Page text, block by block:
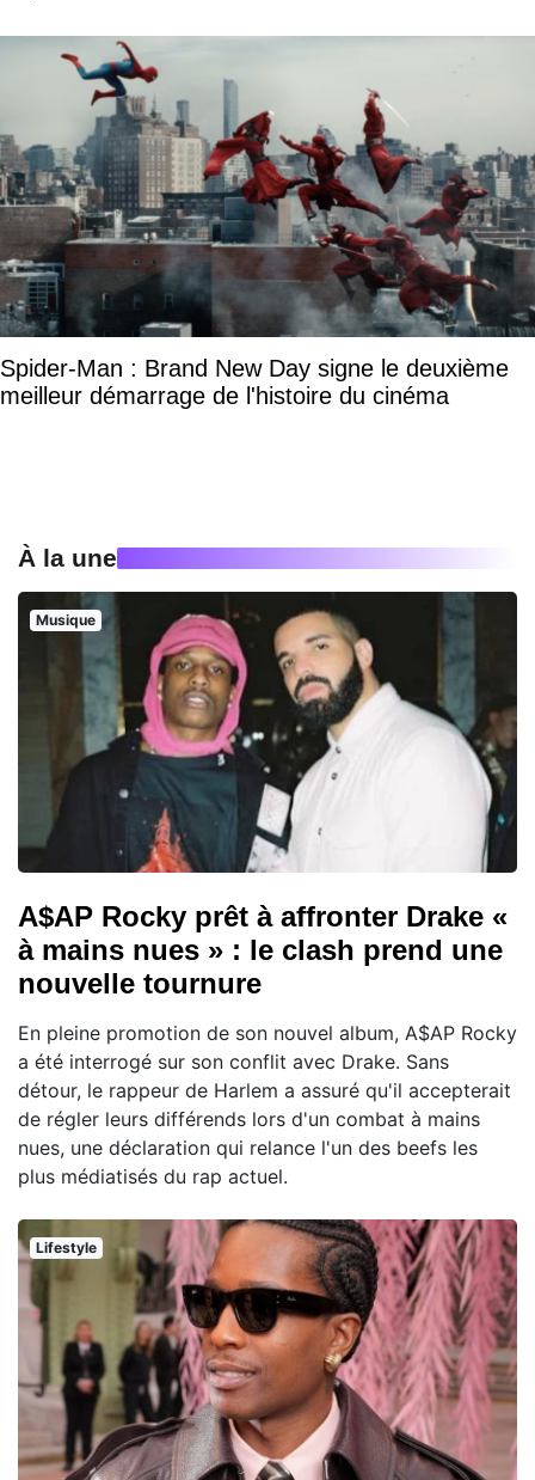
Spider-Man : Brand New Day signe le deuxième
meilleur démarrage de l'histoire du cinéma
À la une
Musique
A$AP Rocky prêt à affronter Drake «
à mains nues » : le clash prend une
nouvelle tournure
En pleine promotion de son nouvel album, A$AP Rocky
a été interrogé sur son conflit avec Drake. Sans
détour, le rappeur de Harlem a assuré qu'il accepterait
de régler leurs différends lors d'un combat à mains
nues, une déclaration qui relance l'un des beefs les
plus médiatisés du rap actuel.
Lifestyle